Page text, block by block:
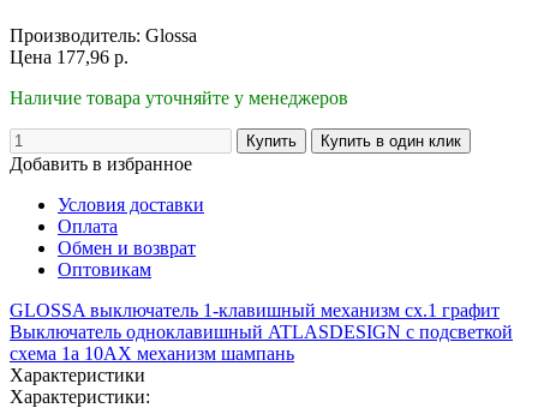
Производитель: Glossa
Цена 177,96 р.
Наличие товара уточняйте у менеджеров
Добавить в избранное
Условия доставки
Оплата
Обмен и возврат
Оптовикам
GLOSSA выключатель 1-клавишный механизм сх.1 графит
Выключатель одноклавишный ATLASDESIGN с подсветкой
схема 1а 10АХ механизм шампань
Характеристики
Характеристики: